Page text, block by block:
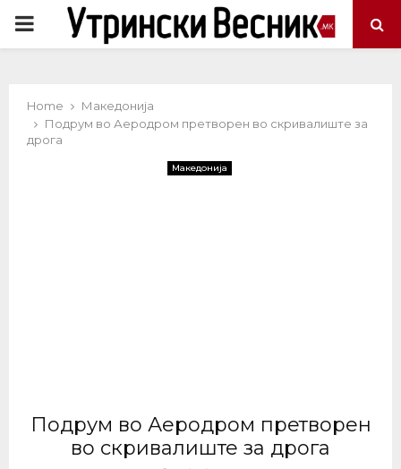
PRIMARY
Home
Македонија
Подрум во Аеродром претворен во скривалиште за
дрога
Македонија
Подрум во Аеродром претворен
во скривалиште за дрога